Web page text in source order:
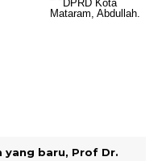
yang baru, Prof Dr.